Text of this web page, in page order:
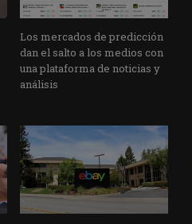
Los mercados de predicción
dan el salto a los medios con
una plataforma de noticias y
análisis